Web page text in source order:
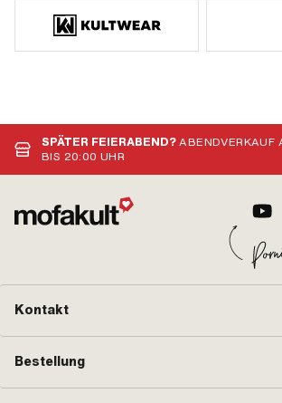
SPÄTER FEIERABEND?ABENDVERKAUF
BIS 20:00 UHR
Kontakt
Bestellung